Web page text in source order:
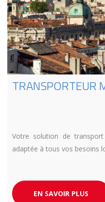
TRANSPORTEUR
Votre solution de
adaptée à tous vos besoins
EN SAVOIR PLUS